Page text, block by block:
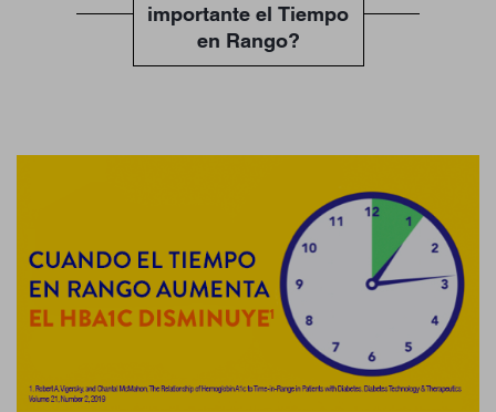
importante el Tiempo
en Rango?